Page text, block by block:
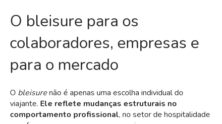
O bleisure para os
colaboradores, empresas e
para o mercado
O bleisurenão é apenas uma escolha individual do
viajante. Ele reflete mudanças estruturais no
comportamento profissional, no setor de hospitalidade